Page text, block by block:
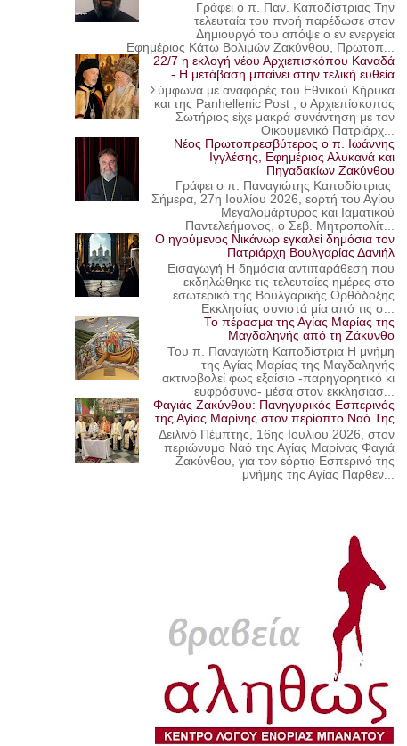
Γράφει ο π. Παν. Καποδίστριας Την
τελευταία του πνοή παρέδωσε στον
Δημιουργό του απόψε ο εν ενεργεία
Εφημέριος Κάτω Βολιμών Ζακύνθου, Πρωτοπ...
22/7 η εκλογή νέου Αρχιεπισκόπου Καναδά
- Η μετάβαση μπαίνει στην τελική ευθεία
Σύμφωνα με αναφορές του Εθνικού Κήρυκα
και της Panhellenic Post , ο Αρχιεπίσκοπος
Σωτήριος είχε μακρά συνάντηση με τον
Οικουμενικό Πατριάρχ...
Νέος Πρωτοπρεσβύτερος ο π. Ιωάννης
Ιγγλέσης, Εφημέριος Αλυκανά και
Πηγαδακίων Ζακύνθου
Γράφει ο π. Παναγιώτης Καποδίστριας
Σήμερα, 27η Ιουλίου 2026, εορτή του Αγίου
Μεγαλομάρτυρος και Ιαματικού
Παντελεήμονος, ο Σεβ. Μητροπολίτ...
Ο ηγούμενος Νικάνωρ εγκαλεί δημόσια τον
Πατριάρχη Βουλγαρίας Δανιήλ
Εισαγωγή Η δημόσια αντιπαράθεση που
εκδηλώθηκε τις τελευταίες ημέρες στο
εσωτερικό της Βουλγαρικής Ορθόδοξης
Εκκλησίας συνιστά μία από τις σ...
Το πέρασμα της Αγίας Μαρίας της
Μαγδαληνής από τη Ζάκυνθο
Του π. Παναγιώτη Καποδίστρια Η μνήμη
της Αγίας Μαρίας της Μαγδαληνής
ακτινοβολεί φως εξαίσιο -παρηγορητικό κι
ευφρόσυνο- μέσα στον εκκλησιασ...
Φαγιάς Ζακύνθου: Πανηγυρικός Εσπερινός
της Αγίας Μαρίνης στον περίοπτο Ναό Της
Δειλινό Πέμπτης, 16ης Ιουλίου 2026, στον
περιώνυμο Ναό της Αγίας Μαρίνας Φαγιά
Ζακύνθου, για τον εόρτιο Εσπερινό της
μνήμης της Αγίας Παρθεν...